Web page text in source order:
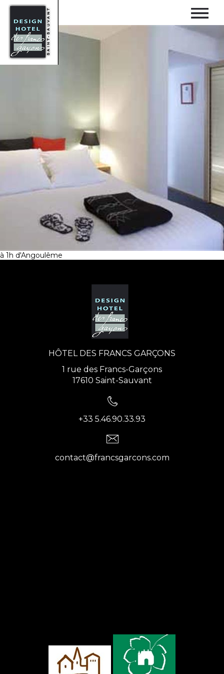
à 1h d'Angoulême
HÔTEL DES FRANCS GARÇONS
1 rue des Francs-Garçons
17610 Saint-Sauvant
+33 5.46.90.33.93
contact@francsgarcons.com